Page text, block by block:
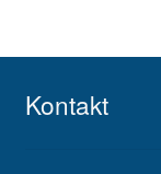
Kontakt